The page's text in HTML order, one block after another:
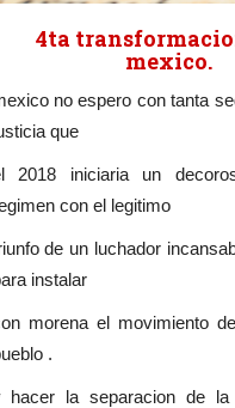
4ta
mexico.
no espero con tanta
que
2018 iniciaria un
con el legitimo
de un luchador
instalar
morena el movimiento
.
hacer la separacion de